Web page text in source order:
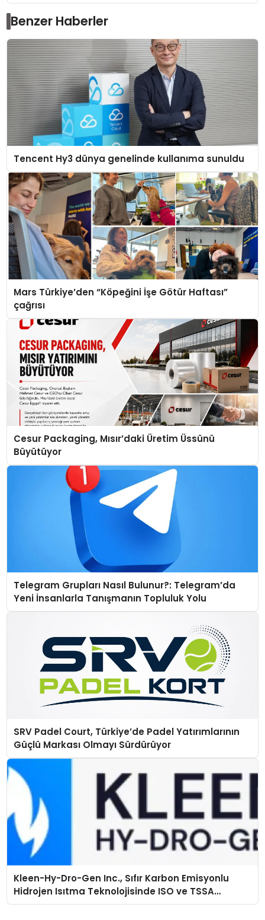
Benzer Haberler
Tencent Hy3 dünya genelinde kullanıma sunuldu
Mars Türkiye’den “Köpeğini İşe Götür Haftası”
çağrısı
Cesur Packaging, Mısır’daki Üretim Üssünü
Büyütüyor
Telegram Grupları Nasıl Bulunur?: Telegram’da
Yeni İnsanlarla Tanışmanın Topluluk Yolu
SRV Padel Court, Türkiye’de Padel Yatırımlarının
Güçlü Markası Olmayı Sürdürüyor
Kleen-Hy-Dro-Gen Inc., Sıfır Karbon Emisyonlu
Hidrojen Isıtma Teknolojisinde ISO ve TSSA
Düzenleyici Onaylarını Aldı